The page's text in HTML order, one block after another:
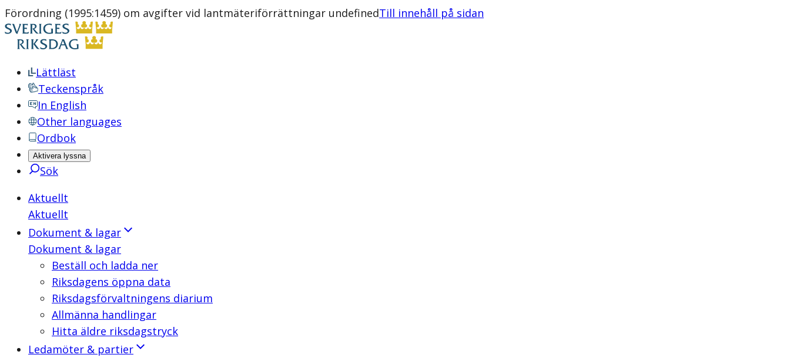
Förordning (1995:1459) om avgifter vid lantmäteriförrättningar undefinedTill innehåll på sidan
Lättläst
Teckenspråk
In English
Other languages
Ordbok
Aktivera lyssna
Sök
Aktuellt
Aktuellt
Dokument & lagar
Dokument & lagar
Beställ och ladda ner
Riksdagens öppna data
Riksdagsförvaltningens diarium
Allmänna handlingar
Hitta äldre riksdagstryck
Ledamöter & partier